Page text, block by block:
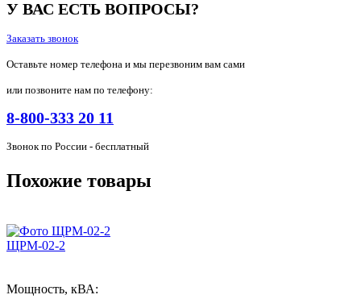
У ВАС ЕСТЬ ВОПРОСЫ?
Заказать звонок
Оставьте номер телефона и мы перезвоним вам сами
или позвоните нам по телефону:
8-800-333 20 11
Звонок по России - бесплатный
Похожие товары
ЩРМ-02-2
Мощность, кВА: